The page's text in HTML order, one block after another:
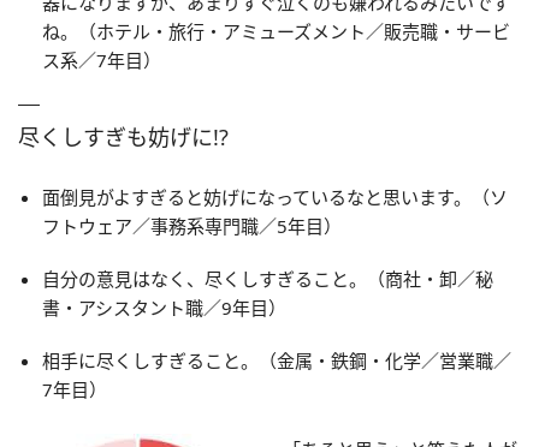
ね。（ホテル・旅行・アミューズメント／販売職・サービ
ス系／7年目）
尽くしすぎも妨げに!?
面倒見がよすぎると妨げになっているなと思います。（ソ
フトウェア／事務系専門職／5年目）
自分の意見はなく、尽くしすぎること。（商社・卸／秘
書・アシスタント職／9年目）
相手に尽くしすぎること。（金属・鉄鋼・化学／営業職／
7年目）